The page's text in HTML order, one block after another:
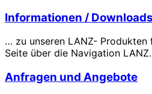
Informationen / Downloads
… zu unseren LANZ- Produkten
Seite über die Navigation LANZ.
Anfragen und Angebote